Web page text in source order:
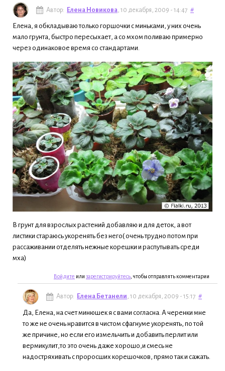
Автор: Елена Новикова , 10 декабря, 2009 - 14:47 #
Елена, я обкладываю только горшочки с миньками, у них очень
мало грунта, быстро пересыхает, а со мхом поливаю примерно
через одинаковое время со стандартами.
В грунт для взрослых растений добавляю и для деток, а вот
листики стараюсь укоренять без него( очень трудно потом при
рассаживании отделять нежные корешки и распутывать среди
мха)
Войдите или зарегистрируйтесь , чтобы отправлять комментарии
Автор: Елена Бетанели, 10 декабря, 2009 - 15:17 #
Да, Елена, на счет минюшек я с вами согласна. А черенки мне
то же не очень нравится в чистом сфагнуме укоренять, по той
же причине, но если его измельчить и добавить перлит или
вермикулит,то это очень даже хорошо,и смесь не
надостряхивать с проросших корешочков, прямо так и сажать.